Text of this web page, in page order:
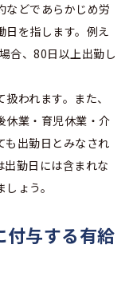
などであらかじめ労
日を指します。例え
合、80日以上出勤し
われます。また、
休業・育児休業・介
も出勤日とみなされ
出勤日には含まれな
ょう。
与する有給